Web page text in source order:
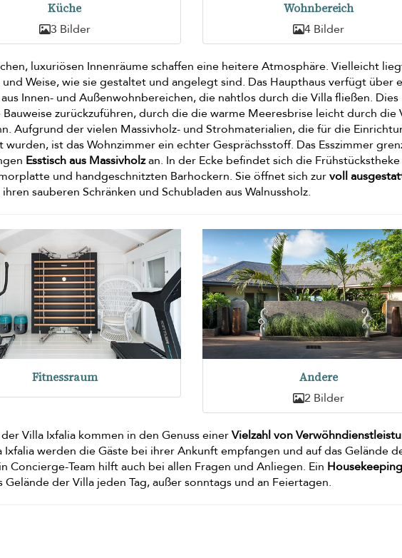
Küche
3 Bilder
Wohnbereich
4 Bilder
luxuriösen Innenräume schaffen eine heitere Atmosphäre. Vielleicht
Weise, wie sie gestaltet und angelegt sind. Das Haupthaus verfügt über
Innen- und Außenwohnbereichen, die nahtlos durch die Villa fließen. Dies
zurückzuführen, durch die die warme Meeresbrise leicht durch die
Aufgrund der vielen Massivholz- und Strohmaterialien, die für die
wurden, ist das Wohnzimmer ein echter Gesprächsstoff. Das Esszimmer
Esstisch aus Massivholzan. In der Ecke befindet sich die
und handgeschnitzten Barhockern. Sie öffnet sich zurvoll
sauberen Schränken und Schubladen aus Walnussholz.
Fitnessraum Andere
2 Bilder
Villa Ixfalia kommen in den Genuss einerVielzahl von
Ixfalia werden die Gäste bei ihrer Ankunft empfangen und auf das Gelände
Concierge-Team hilft auch bei allen Fragen und Anliegen. Ein
Gelände der Villa jeden Tag, außer sonntags und an Feiertagen.